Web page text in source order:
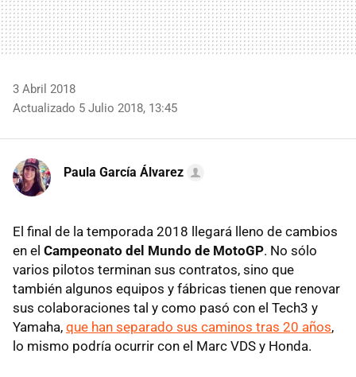
3 Abril 2018
Actualizado 5 Julio 2018, 13:45
Paula García Álvarez
El final de la temporada 2018 llegará lleno de cambios
en el Campeonato del Mundo de MotoGP. No sólo
varios pilotos terminan sus contratos, sino que
también algunos equipos y fábricas tienen que renovar
sus colaboraciones tal y como pasó con el Tech3 y
Yamaha, que han separado sus caminos tras 20 años,
lo mismo podría ocurrir con el Marc VDS y Honda.